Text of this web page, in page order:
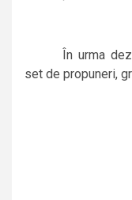
În urma
set de propuneri,